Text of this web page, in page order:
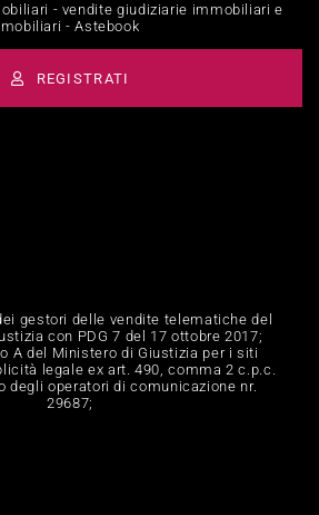
- vendite giudiziarie immobiliari e
mobiliari - Astebook
REGISTRATI
gestori delle vendite telematiche del
con PDG 7 del 17 ottobre 2017;
A del Ministero di Giustizia per i siti
legale ex art. 490, comma 2 c.p.c.
degli operatori di comunicazione nr.
29687;